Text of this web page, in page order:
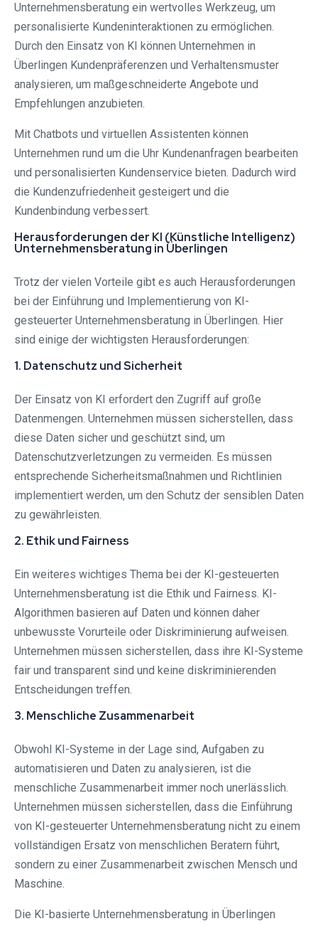
Unternehmensberatung ein wertvolles Werkzeug, um
personalisierte Kundeninteraktionen zu ermöglichen.
Durch den Einsatz von KI können Unternehmen in
Überlingen Kundenpräferenzen und Verhaltensmuster
analysieren, um maßgeschneiderte Angebote und
Empfehlungen anzubieten.
Mit Chatbots und virtuellen Assistenten können
Unternehmen rund um die Uhr Kundenanfragen bearbeiten
und personalisierten Kundenservice bieten. Dadurch wird
die Kundenzufriedenheit gesteigert und die
Kundenbindung verbessert.
Herausforderungen der KI (Künstliche Intelligenz)
Unternehmensberatung in Überlingen
Trotz der vielen Vorteile gibt es auch Herausforderungen
bei der Einführung und Implementierung von KI-
gesteuerter Unternehmensberatung in Überlingen. Hier
sind einige der wichtigsten Herausforderungen:
1. Datenschutz und Sicherheit
Der Einsatz von KI erfordert den Zugriff auf große
Datenmengen. Unternehmen müssen sicherstellen, dass
diese Daten sicher und geschützt sind, um
Datenschutzverletzungen zu vermeiden. Es müssen
entsprechende Sicherheitsmaßnahmen und Richtlinien
implementiert werden, um den Schutz der sensiblen Daten
zu gewährleisten.
2. Ethik und Fairness
Ein weiteres wichtiges Thema bei der KI-gesteuerten
Unternehmensberatung ist die Ethik und Fairness. KI-
Algorithmen basieren auf Daten und können daher
unbewusste Vorurteile oder Diskriminierung aufweisen.
Unternehmen müssen sicherstellen, dass ihre KI-Systeme
fair und transparent sind und keine diskriminierenden
Entscheidungen treffen.
3. Menschliche Zusammenarbeit
Obwohl KI-Systeme in der Lage sind, Aufgaben zu
automatisieren und Daten zu analysieren, ist die
menschliche Zusammenarbeit immer noch unerlässlich.
Unternehmen müssen sicherstellen, dass die Einführung
von KI-gesteuerter Unternehmensberatung nicht zu einem
vollständigen Ersatz von menschlichen Beratern führt,
sondern zu einer Zusammenarbeit zwischen Mensch und
Maschine.
Die KI-basierte Unternehmensberatung in Überlingen